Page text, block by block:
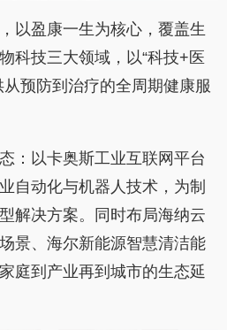
以盈康一生为核心，覆盖生
科技三大领域，以“科技+医
预防到治疗的全周期健康服
：以卡奥斯工业互联网平台
自动化与机器人技术，为制
解决方案。同时布局海纳云
景、海尔新能源智慧清洁能
庭到产业再到城市的生态延